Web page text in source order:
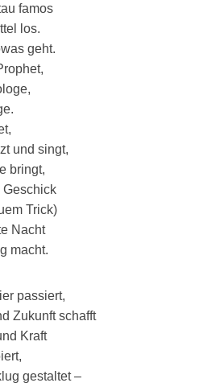
famos
los.
geht.
und singt,
bringt,
Geschick
Trick)
Nacht
macht.
passiert,
Zukunft schafft
Kraft
gestaltet –